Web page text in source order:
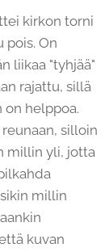
kirkon torni
pois. On
liikaa "tyhjää"
rajattu, sillä
on helppoa.
silloin
millin yli, jotta
millin
kuvan